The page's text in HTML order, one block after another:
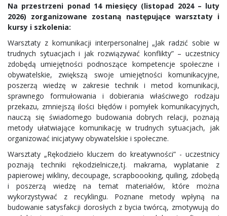
Na przestrzeni ponad 14 miesięcy (listopad 2024 – luty
2026) zorganizowane zostaną następujące warsztaty i
kursy i szkolenia:
Warsztaty z komunikacji interpersonalnej „Jak radzić sobie w
trudnych sytuacjach i jak rozwiązywać konflikty” – uczestnicy
zdobędą umiejętności podnoszące kompetencje społeczne i
obywatelskie, zwiększą swoje umiejętności komunikacyjne,
poszerzą wiedzę w zakresie technik i metod komunikacji,
sprawnego formułowania i dobierania właściwego rodzaju
przekazu, zmniejszą ilości błędów i pomyłek komunikacyjnych,
nauczą się świadomego budowania dobrych relacji, poznają
metody ułatwiające komunikację w trudnych sytuacjach, jak
organizować inicjatywy obywatelskie i społeczne.
Warsztaty „Rękodzieło kluczem do kreatywności” - uczestnicy
poznają techniki rękodzielnicze,tj. makrama, wyplatanie z
papierowej wikliny, decoupage, scrapboooking, quiling, zdobędą
i poszerzą wiedzę na temat materiałów, które można
wykorzystywać z recyklingu. Poznane metody wpłyną na
budowanie satysfakcji dorosłych z bycia twórcą, zmotywują do